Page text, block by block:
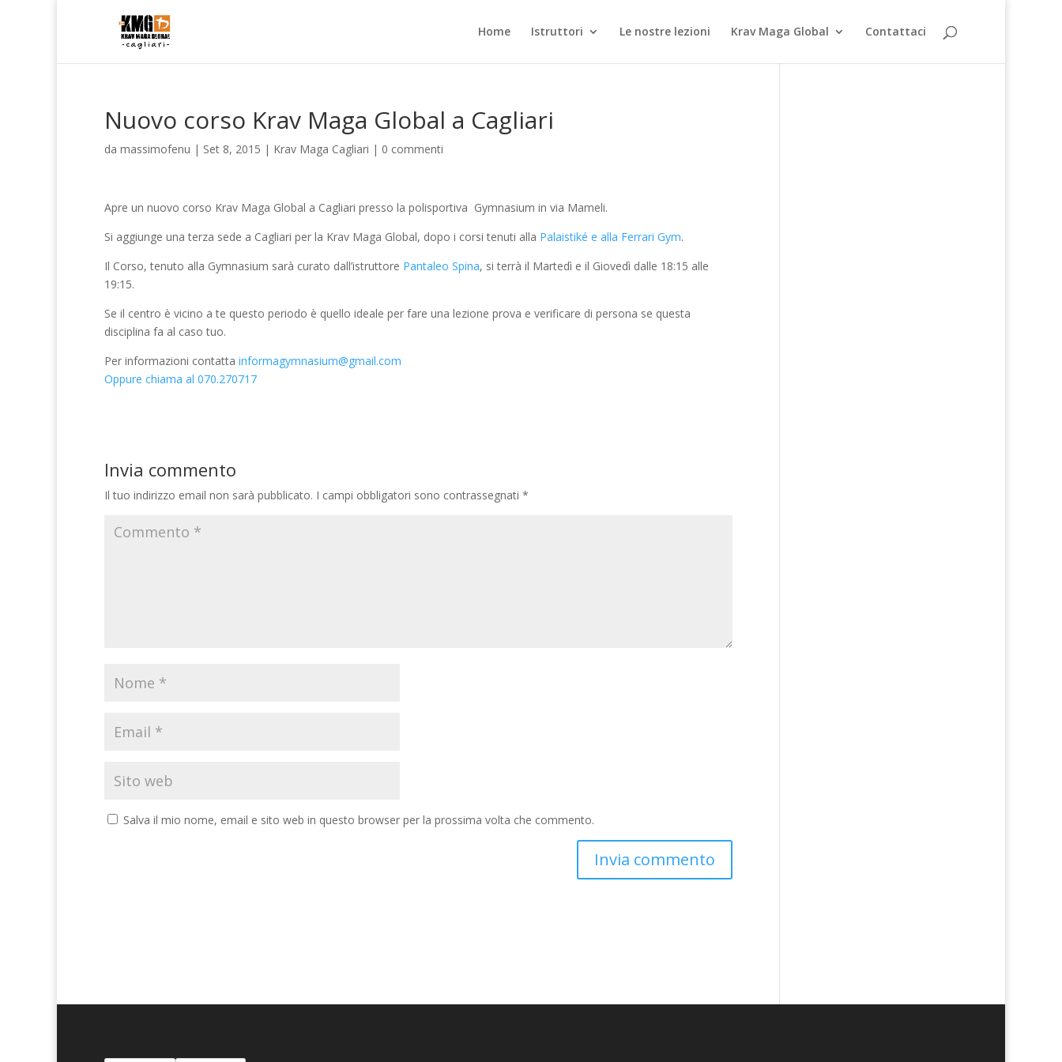
Home Istruttori Le nostre lezioni Krav Maga Global Contattaci
Nuovo corso Krav Maga Global a Cagliari
da massimofenu | Set 8, 2015 | Krav Maga Cagliari | 0 commenti
Apre un nuovo corso Krav Maga Global a Cagliari presso la polisportiva Gymnasium in via Mameli.
Si aggiunge una terza sede a Cagliari per la Krav Maga Global, dopo i corsi tenuti alla Palaistiké e alla Ferrari Gym.
Il Corso, tenuto alla Gymnasium sarà curato dall’istruttore Pantaleo Spina, si terrà il Martedì e il Giovedì dalle 18:15 alle
19:15.
Se il centro è vicino a te questo periodo è quello ideale per fare una lezione prova e verificare di persona se questa
disciplina fa al caso tuo.
Per informazioni contatta informagymnasium@gmail.com
Oppure chiama al 070.270717
Invia commento
Il tuo indirizzo email non sarà pubblicato. I campi obbligatori sono contrassegnati *
Salva il mio nome, email e sito web in questo browser per la prossima volta che commento.